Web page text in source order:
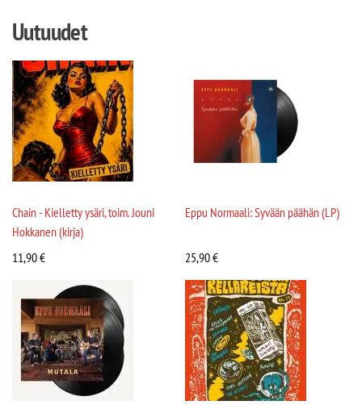
Uutuudet
Chain - Kielletty ysäri, toim. Jouni
Hokkanen (kirja)
11,90€
Eppu Normaali: Syvään päähän (LP)
25,90€